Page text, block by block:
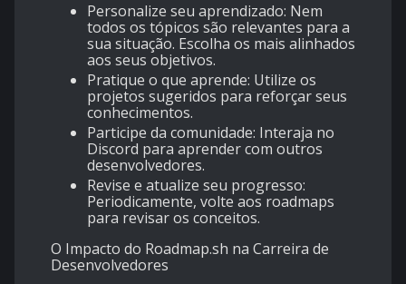
Personalize seu aprendizado: Nem
todos os tópicos são relevantes para a
sua situação. Escolha os mais alinhados
aos seus objetivos.
Pratique o que aprende: Utilize os
projetos sugeridos para reforçar seus
conhecimentos.
Participe da comunidade: Interaja no
Discord para aprender com outros
desenvolvedores.
Revise e atualize seu progresso:
Periodicamente, volte aos roadmaps
para revisar os conceitos.
O Impacto do Roadmap.sh na Carreira de
Desenvolvedores